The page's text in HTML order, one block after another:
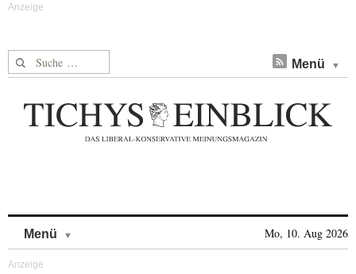
Suche nach: Menü
Menü Mo, 10. Aug 2026